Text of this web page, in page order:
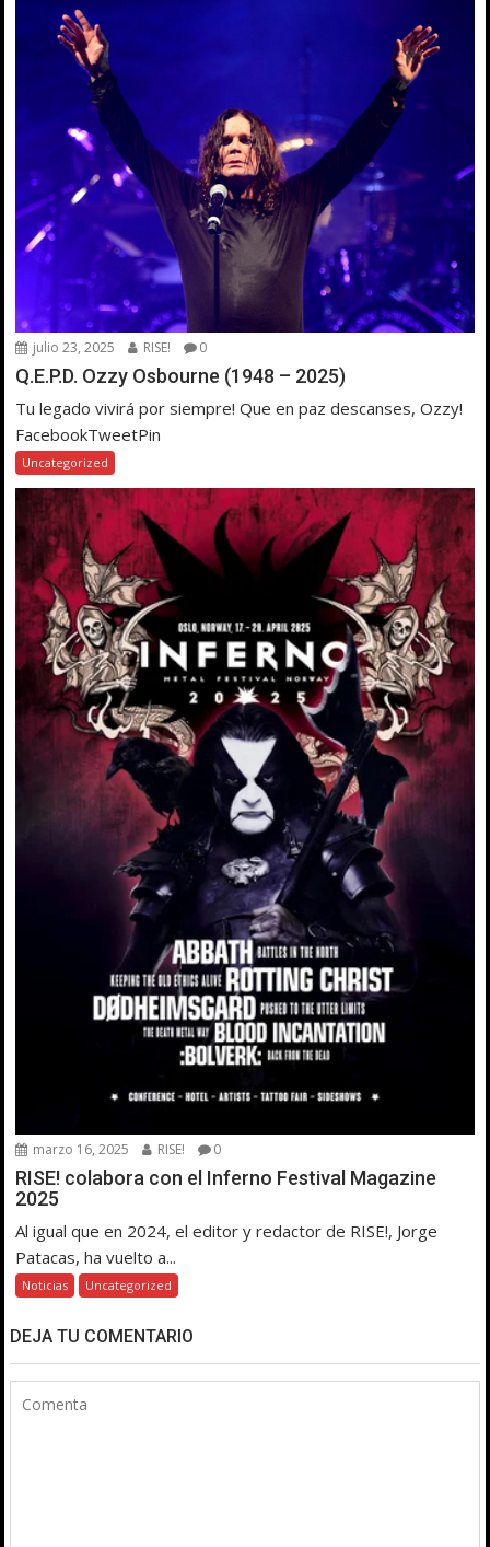
julio 23, 2025 RISE! 0
Q.E.P.D. Ozzy Osbourne (1948 – 2025)
Tu legado vivirá por siempre! Que en paz descanses, Ozzy!
FacebookTweetPin
Uncategorized
marzo 16, 2025 RISE! 0
RISE! colabora con el Inferno Festival Magazine
2025
Al igual que en 2024, el editor y redactor de RISE!, Jorge
Patacas, ha vuelto a...
Noticias Uncategorized
DEJA TU COMENTARIO